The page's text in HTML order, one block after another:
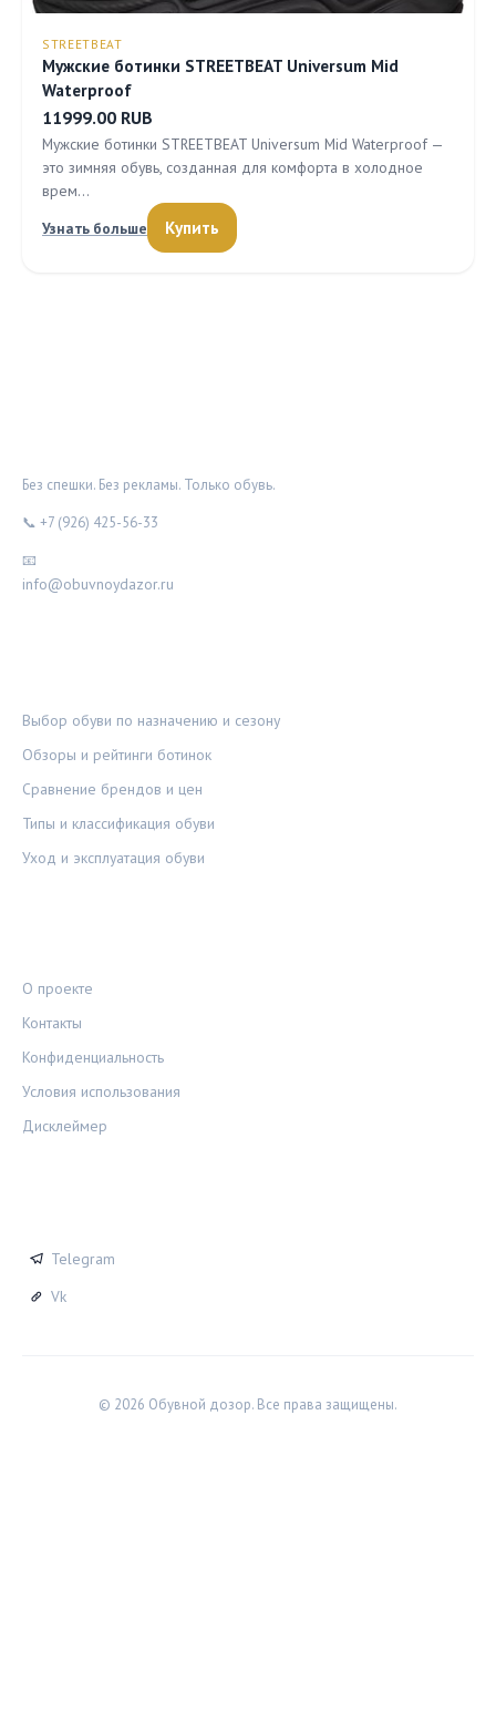
STREETBEAT
Мужские ботинки STREETBEAT Universum Mid
Waterproof
11999.00 RUB
Мужские ботинки STREETBEAT Universum Mid Waterproof —
это зимняя обувь, созданная для комфорта в холодное
врем…
Узнать больше
Купить
Без спешки. Без рекламы. Только обувь.
📞 +7 (926) 425-56-33
📧
info@obuvnoydazor.ru
Выбор обуви по назначению и сезону
Обзоры и рейтинги ботинок
Сравнение брендов и цен
Типы и классификация обуви
Уход и эксплуатация обуви
О проекте
Контакты
Конфиденциальность
Условия использования
Дисклеймер
Telegram
Vk
© 2026 Обувной дозор. Все права защищены.